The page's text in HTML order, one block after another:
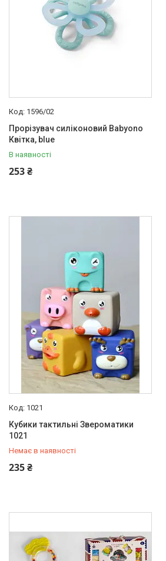
1596/02
Прорізувач силіконовий Babyono
Квітка, blue
В наявності
253 ₴
1021
Кубики тактильні Звероматики
1021
Немає в наявності
235 ₴
+380 (97) 778-20-70